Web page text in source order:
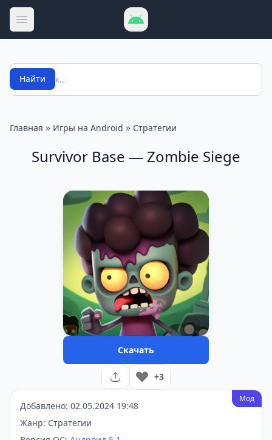
Открыть меню
Поиск
Найти
Главная » Игры на Android » Стратегии
Survivor Base — Zombie Siege
Скачать
+3
Мод
Добавлено: 02.05.2024 19:48
Жанр: Стратегии